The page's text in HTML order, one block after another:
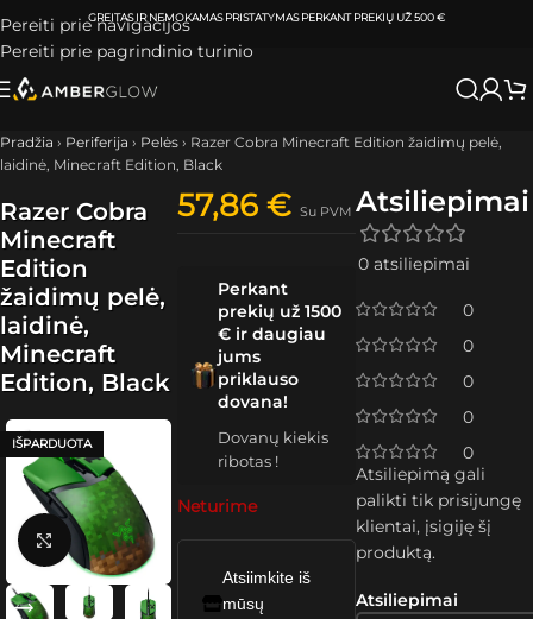
Pereiti prie navigacijos
Pereiti prie pagrindinio turinio
€ ATSIIMKITE UŽSAKYMĄKLAIPĖDOJE IR VILNIUJEPER
Pradžia › Periferija › Pelės › Razer Cobra Minecraft Edition žaidimų pelė,
laidinė, Minecraft Edition, Black
Razer Cobra
Minecraft
Edition
žaidimų pelė,
laidinė,
Minecraft
Edition, Black
IŠPARDUOTA
Spustelėkite, kad padidintumėte
57,86€ Su PVM
Perkant
prekių už 1500
€ ir daugiau
jums
priklauso
dovana!
Dovanų kiekis
ribotas !
Neturime
Atsiimkite iš
mūsų
Atsiliepimai
0 atsiliepimai
0
0
0
0
0
Atsiliepimai
Atsiliepimą gali
palikti tik prisijungę
klientai, įsigiję šį
produktą.